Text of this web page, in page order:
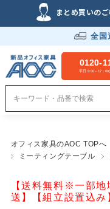
まとめ買いの
全国
0120-
平日 9:00～17：
オフィス家具のAOC TOPへ
ミーティングテーブル
【送料無料※一部
送】【組立設置込み